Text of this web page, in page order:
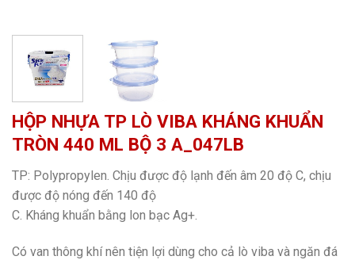
HỘP NHỰA TP LÒ VIBA KHÁNG KHUẨN
TRÒN 440 ML BỘ 3 A_047LB
TP: Polypropylen. Chịu được độ lạnh đến âm 20 độ C, chịu
được độ nóng đến 140 độ
C. Kháng khuẩn bằng lon bạc Ag+.
Có van thông khí nên tiện lợi dùng cho cả lò viba và ngăn đá